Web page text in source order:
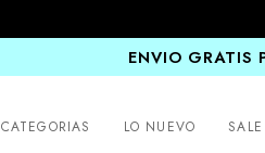
ENVIO GRATIS
CATEGORIAS LO NUEVO SALE